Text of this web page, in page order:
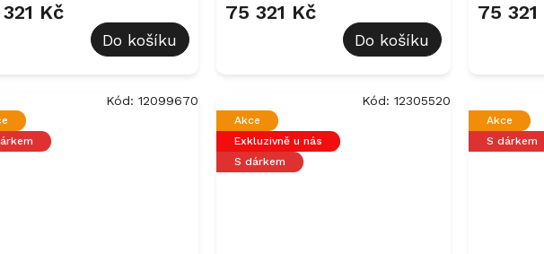
Kč
Do košíku
75 321 Kč
Do košíku
75 321
Kód: 12099670
Akce
Exkluzivně u nás
S dárkem
Kód: 12305520
Akce
S dárkem